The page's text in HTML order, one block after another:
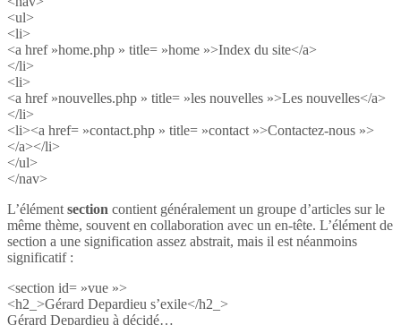
<ul>
<li>
<a href »home.php » title= »home »>Index du site</a>
</li>
<li>
<a href »nouvelles.php » title= »les nouvelles »>Les nouvelles</a>
</li>
<li><a href= »contact.php » title= »contact »>Contactez-nous »>
</a></li>
</ul>
</nav>
L’élément section contient généralement un groupe d’articles sur le
même thème, souvent en collaboration avec un en-tête. L’élément de
section a une signification assez abstrait, mais il est néanmoins
significatif :
<section id= »vue »>
<h2_>Gérard Depardieu s’exile</h2_>
Gérard Depardieu à décidé…